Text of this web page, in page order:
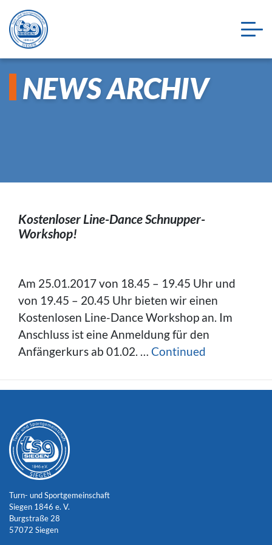
NEWS ARCHIV
Kostenloser Line-Dance Schnupper-
Workshop!
Am 25.01.2017 von 18.45 – 19.45 Uhr und
von 19.45 – 20.45 Uhr bieten wir einen
Kostenlosen Line-Dance Workshop an. Im
Anschluss ist eine Anmeldung für den
Anfängerkurs ab 01.02. … Continued
Turn- und Sportgemeinschaft
Siegen 1846 e. V.
Burgstraße 28
57072 Siegen